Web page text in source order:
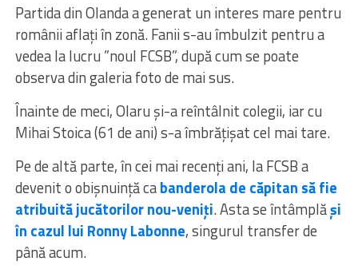
Partida din Olanda a generat un interes mare pentru
românii aflați în zonă. Fanii s-au îmbulzit pentru a
vedea la lucru ”noul FCSB”, după cum se poate
observa din galeria foto de mai sus.
Înainte de meci, Olaru și-a reîntâlnit colegii, iar cu
Mihai Stoica (61 de ani) s-a îmbrățișat cel mai tare.
Pe de altă parte, în cei mai recenți ani, la FCSB a
devenit o obișnuință cabanderola de căpitan să fie
atribuită jucătorilor nou-veniți. Asta se întâmplăși
în cazul lui Ronny Labonne, singurul transfer de
până acum.